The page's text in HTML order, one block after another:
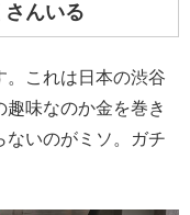
んいる
。これは日本の渋谷
味なのか金を巻き
ないのがミソ。ガチ